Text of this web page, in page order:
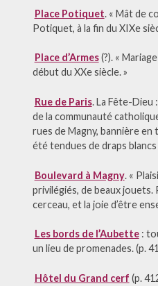
Place Potiquet. « Mât de
Potiquet, à la fin du XIXe
Place d’Armes(?). «
début du XXe siècle. »
Rue de Paris. La Fête-Dieu
de la communauté
rues de Magny, bannière
été tendues de draps blancs
Boulevard à Magny. «
privilégiés, de beaux jouets.
cerceau, et la joie d’être
Les bords de l’Aubette:
un lieu de promenades. (p.
Hôtel du Grand cerf (p.